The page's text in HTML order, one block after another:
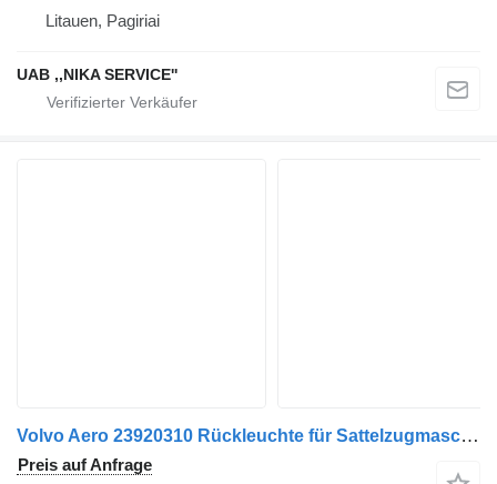
Litauen, Pagiriai
UAB ,,NIKA SERVICE''
Volvo Aero 23920310 Rückleuchte für Sattelzugmaschine
Preis auf Anfrage